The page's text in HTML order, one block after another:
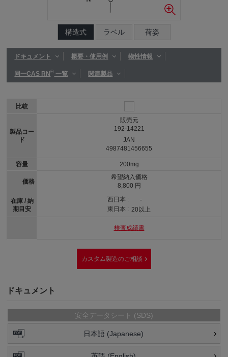
構造式 ラベル 荷姿
ドキュメント 概要・使用例 物性情報
同一CAS RN®一覧 関連製品
比較
製品コー
ド
容量
価格
在庫 / 納
期目安
販売元
192-14221
JAN
4987481456655
200mg
希望納入価格
8,800 円
西日本 :
-
東日本 : 20以上
検査成績書
カスタム製造のご相談
ドキュメント
安全データシート (SDS)
日本語 (Japanese)